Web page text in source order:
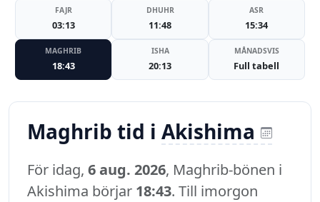
FAJR
03:13
DHUHR
11:48
ASR
15:34
MAGHRIB
18:43
ISHA
20:13
MÅNADSVIS
Full tabell
Maghrib tid i Akishima
För idag, 6 aug. 2026, Maghrib-bönen i
Akishima börjar 18:43. Till imorgon